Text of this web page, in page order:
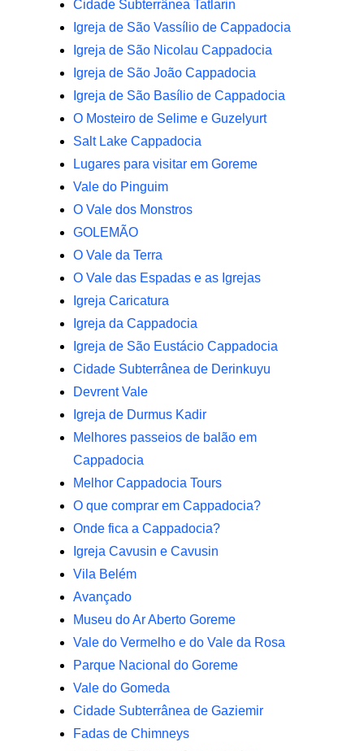
Cidade Subterrânea Tatlarin
Igreja de São Vassílio de Cappadocia
Igreja de São Nicolau Cappadocia
Igreja de São João Cappadocia
Igreja de São Basílio de Cappadocia
O Mosteiro de Selime e Guzelyurt
Salt Lake Cappadocia
Lugares para visitar em Goreme
Vale do Pinguim
O Vale dos Monstros
GOLEMÃO
O Vale da Terra
O Vale das Espadas e as Igrejas
Igreja Caricatura
Igreja da Cappadocia
Igreja de São Eustácio Cappadocia
Cidade Subterrânea de Derinkuyu
Devrent Vale
Igreja de Durmus Kadir
Melhores passeios de balão em
Cappadocia
Melhor Cappadocia Tours
O que comprar em Cappadocia?
Onde fica a Cappadocia?
Igreja Cavusin e Cavusin
Vila Belém
Avançado
Museu do Ar Aberto Goreme
Vale do Vermelho e do Vale da Rosa
Parque Nacional do Goreme
Vale do Gomeda
Cidade Subterrânea de Gaziemir
Fadas de Chimneys